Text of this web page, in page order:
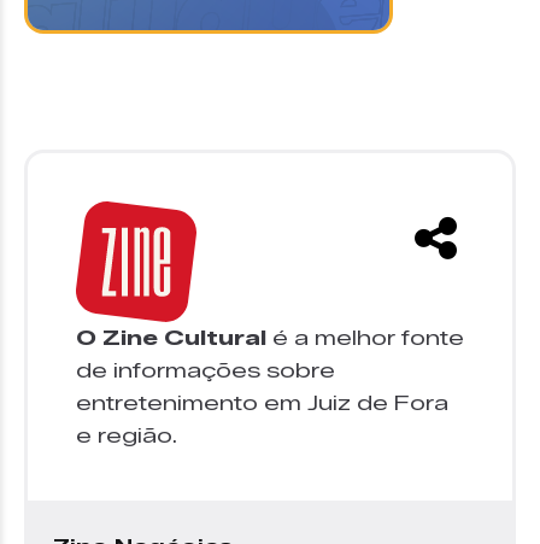
O Zine Cultural é a melhor fonte
de informações sobre
entretenimento em Juiz de Fora
e região.